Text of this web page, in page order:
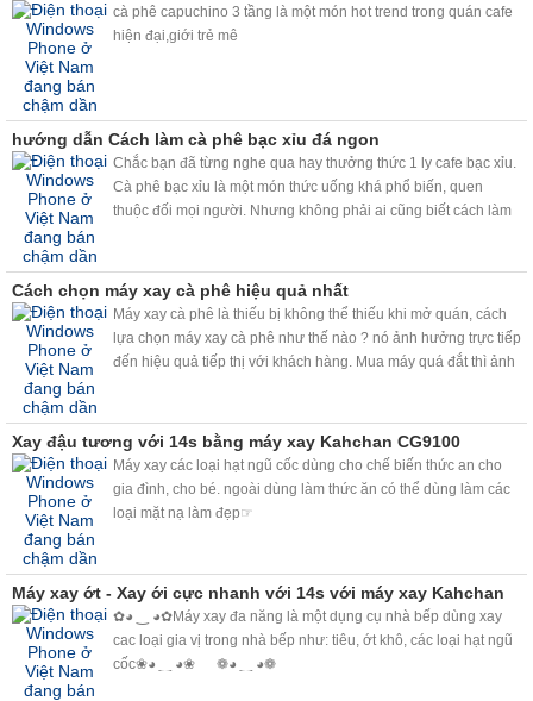
cà phê capuchino 3 tầng là một món hot trend trong quán cafe
hiện đại,giới trẻ mê
hướng dẫn Cách làm cà phê bạc xỉu đá ngon
Chắc bạn đã từng nghe qua hay thưởng thức 1 ly cafe bạc xỉu.
Cà phê bạc xỉu là một món thức uống khá phổ biến, quen
thuộc đối mọi người. Nhưng không phải ai cũng biết cách làm
ly cafe bac xỉu ngon như ý.
Cách chọn máy xay cà phê hiệu quả nhất
Máy xay cà phê là thiếu bị không thể thiếu khi mở quán, cách
lựa chọn máy xay cà phê như thế nào ? nó ảnh hưởng trực tiếp
đến hiệu quả tiếp thị với khách hàng. Mua máy quá đắt thì ảnh
Xay đậu tương với 14s bằng máy xay Kahchan CG9100
Máy xay các loại hạt ngũ cốc dùng cho chế biến thức an cho
gia đình, cho bé. ngoài dùng làm thức ăn có thể dùng làm các
loại mặt nạ làm đẹp☞
Máy xay ớt - Xay ới cực nhanh với 14s với máy xay Kahchan
✿◕ ‿ ◕✿Máy xay đa năng là một dụng cụ nhà bếp dùng xay
cac loại gia vị trong nhà bếp như: tiêu, ớt khô, các loại hạt ngũ
cốc❀◕ ‿ ◕❀ ❁◕ ‿ ◕❁